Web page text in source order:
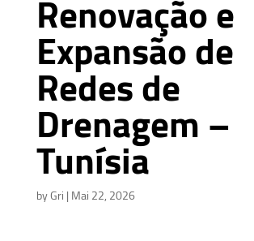
Renovação e
Expansão de
Redes de
Drenagem –
Tunísia
byGri|Mai 22, 2026